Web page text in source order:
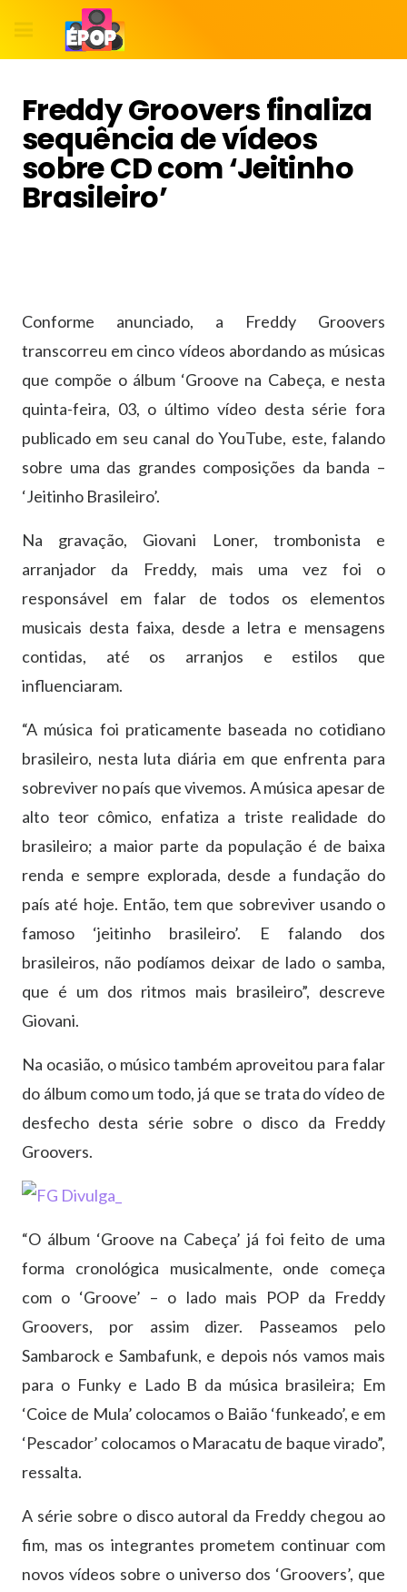
Freddy Groovers finaliza
sequência de vídeos
sobre CD com ‘Jeitinho
Brasileiro’
Conforme anunciado, a Freddy Groovers
transcorreu em cinco vídeos abordando as músicas
que compõe o álbum ‘Groove na Cabeça, e nesta
quinta-feira, 03, o último vídeo desta série fora
publicado em seu canal do YouTube, este, falando
sobre uma das grandes composições da banda –
‘Jeitinho Brasileiro’.
Na gravação, Giovani Loner, trombonista e
arranjador da Freddy, mais uma vez foi o
responsável em falar de todos os elementos
musicais desta faixa, desde a letra e mensagens
contidas, até os arranjos e estilos que
influenciaram.
“A música foi praticamente baseada no cotidiano
brasileiro, nesta luta diária em que enfrenta para
sobreviver no país que vivemos. A música apesar de
alto teor cômico, enfatiza a triste realidade do
brasileiro; a maior parte da população é de baixa
renda e sempre explorada, desde a fundação do
país até hoje. Então, tem que sobreviver usando o
famoso ‘jeitinho brasileiro’. E falando dos
brasileiros, não podíamos deixar de lado o samba,
que é um dos ritmos mais brasileiro”, descreve
Giovani.
Na ocasião, o músico também aproveitou para falar
do álbum como um todo, já que se trata do vídeo de
desfecho desta série sobre o disco da Freddy
Groovers.
“O álbum ‘Groove na Cabeça’ já foi feito de uma
forma cronológica musicalmente, onde começa
com o ‘Groove’ – o lado mais POP da Freddy
Groovers, por assim dizer. Passeamos pelo
Sambarock e Sambafunk, e depois nós vamos mais
para o Funky e Lado B da música brasileira; Em
‘Coice de Mula’ colocamos o Baião ‘funkeado’, e em
‘Pescador’ colocamos o Maracatu de baque virado”,
ressalta.
A série sobre o disco autoral da Freddy chegou ao
fim, mas os integrantes prometem continuar com
novos vídeos sobre o universo dos ‘Groovers’, que